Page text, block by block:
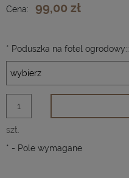
Cena: 99,00 zł
* Poduszka na fotel ogrodowy::
szt.
* - Pole wymagane